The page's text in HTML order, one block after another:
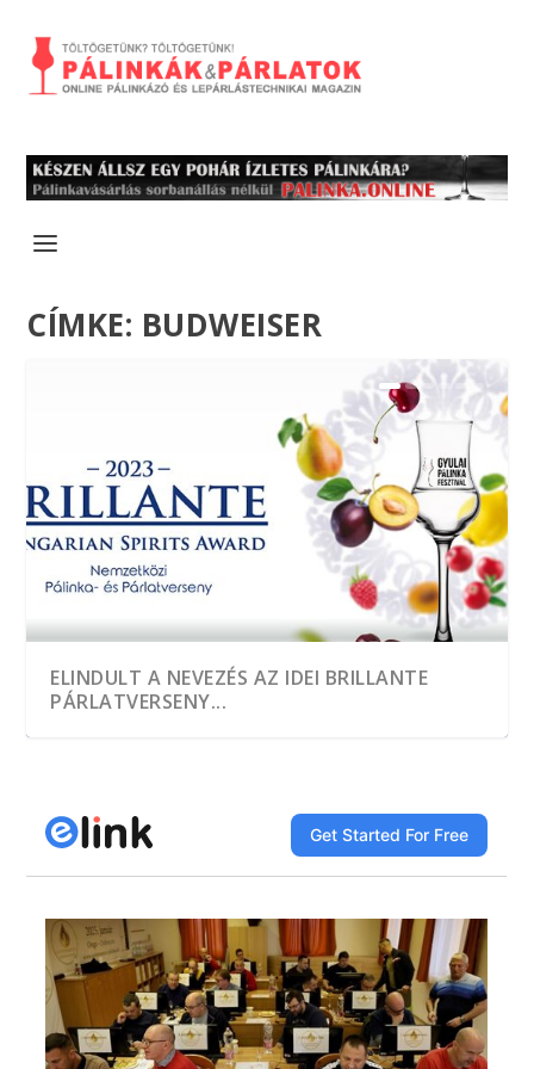
CÍMKE: BUDWEISER
ELINDULT A NEVEZÉS AZ IDEI BRILLANTE
PÁRLATVERSENY...
A HEGYKŐI 1 CSEPP PÁLINKAMANUFAKTÚRA
TÖBB, MINT EZER MINTÁT KÓSTOLTAK A
A JÓ PÁLINKA GAZDASÁGI ÉRTÉK
DÍJNYERTES PÁLINKA NINCS ALKOTÁS ÉS
A GYÜMÖLCS LEGJAVÁT ZÁRJÁK BE AZ